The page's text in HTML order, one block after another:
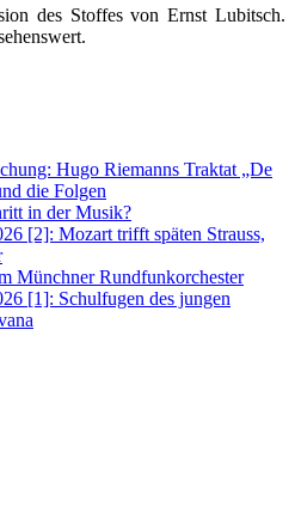
des Stoffes von Ernst Lubitsch.
Hugo Riemanns Traktat „De
die Folgen
in der Musik?
[2]: Mozart trifft späten Strauss,
Münchner Rundfunkorchester
[1]: Schulfugen des jungen